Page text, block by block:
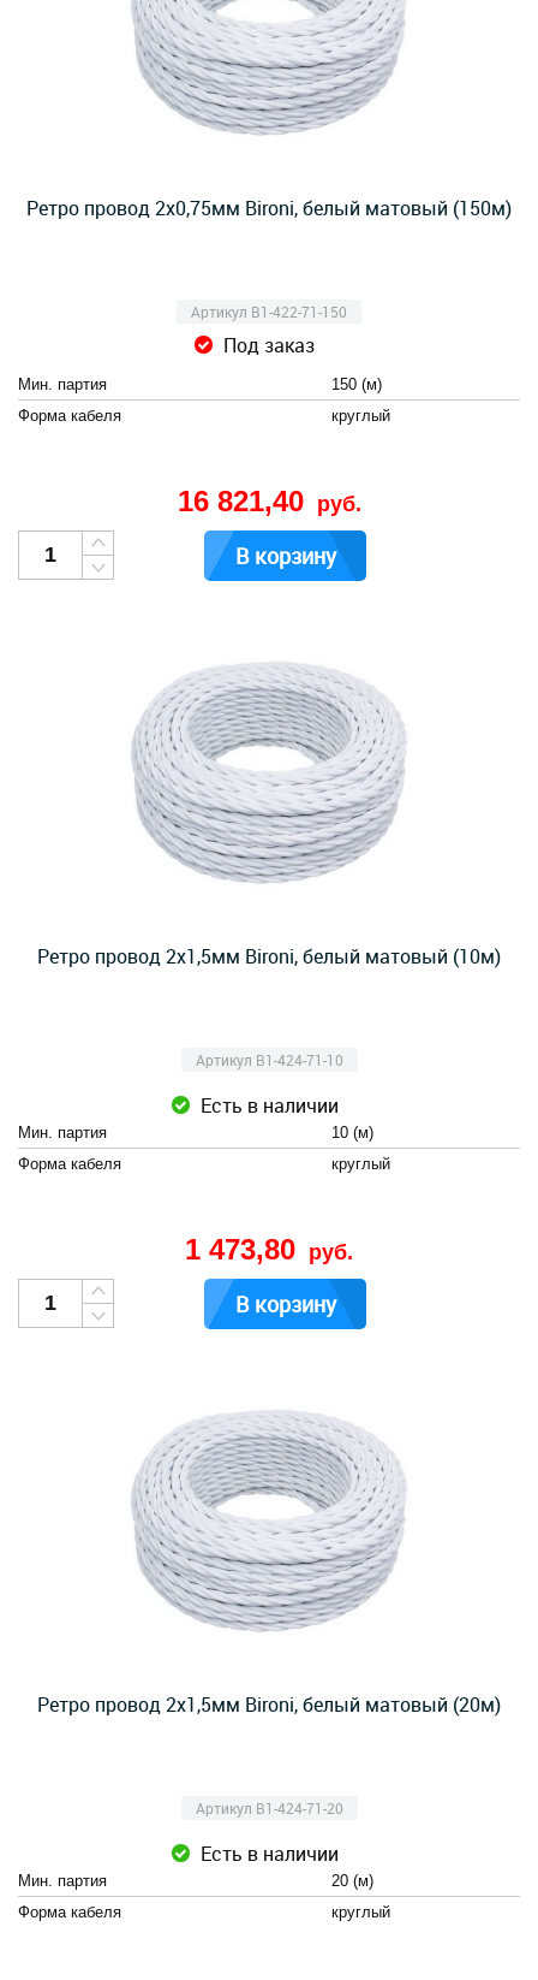
Ретро провод 2х0,75мм Bironi, белый матовый (150м)
Артикул B1-422-71-150
Под заказ
Мин. партия
150 (м)
Форма кабеля
круглый
16 821,40 руб.
В корзину
Ретро провод 2х1,5мм Bironi, белый матовый (10м)
Артикул B1-424-71-10
Есть в наличии
Мин. партия
10 (м)
Форма кабеля
круглый
1 473,80 руб.
В корзину
Ретро провод 2х1,5мм Bironi, белый матовый (20м)
Артикул B1-424-71-20
Есть в наличии
Мин. партия
20 (м)
Форма кабеля
круглый